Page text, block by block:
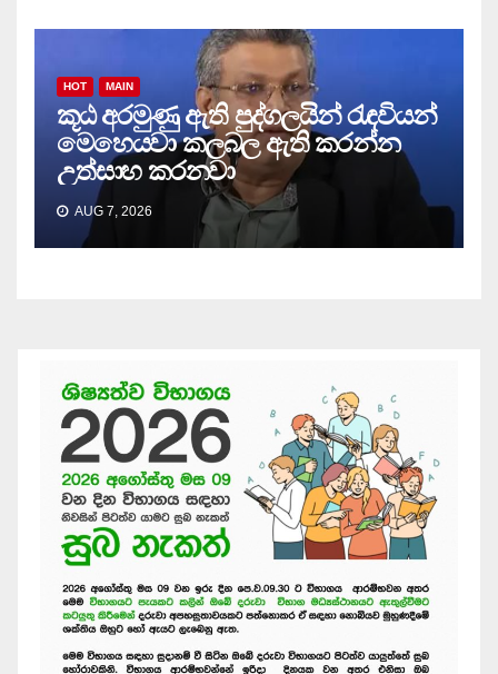
HOT MAIN
කූඨ අරමුණු ඇති පුද්ගලයින් රැඳවියන්
මෙහෙයවා කලබල ඇති කරන්න
උත්සාහ කරනවා
AUG 7, 2026